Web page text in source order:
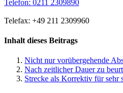
Telefon: 0211 2309890
Telefax: +49 211 2309960
Inhalt dieses Beitrags
Nicht nur vorübergehende
Nach zeitlicher Dauer zu
Strecke als Korrektiv für sehr